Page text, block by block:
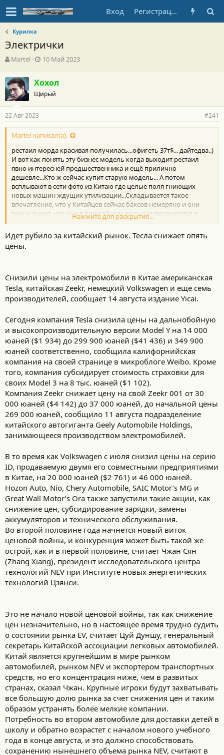
Вход Регистрация
Курилка
Электрички
А
т
о
р
т
е
м
ы
Martel
Д
а
н
а
л
а
10 Май 2023
Хохол
Щирый
22 Авг 2023 #241
Martel написал(а):
рестаил морда красивая получилась...офигеть 37т$... дайтедва..)
И вот как понять эту бизнес модель когда выходит рестаил
явно интересней предшественника и ещё прилично
дешевле...Кто ж сейчас купит старую модель... А потом
всплывают в сети фото из Китаю где целые поля гниющих
новых машин ждущих утилизации...Складывается такое
впечатление, что у Китайцев сейчас баксов немеряно и они
точно знают, что они в ближайшем времени превратятся в
фантики и поставлена задача не заработать а максимально
откусить себе кусок рынка на перспективу...
Нажмите для раскрытия...
Идёт рубило за китайский рынок. Тесла снижает опять
цены.
Снизили цены на электромобили в Китае американская
Tesla, китайская Zeekr, немецкий Volkswagen и еще семь
производителей, сообщает 14 августа издание Yicai.
Сегодня компания Tesla снизила цены на дальнобойную
и высокопроизводительную версии Model Y на 14 000
юаней ($1 934) до 299 900 юаней ($41 436) и 349 900
юаней соответственно, сообщила калифорнийская
компания на своей странице в микроблоге Weibo. Кроме
того, компания субсидирует стоимость страховки для
своих Model 3 на 8 тыс. юаней ($1 102).
Компания Zeekr снижает цену на свой Zeekr 001 от 30
000 юаней ($4 142) до 37 000 юаней, до начальной цены
269 000 юаней, сообщило 11 августа подразделение
китайского автогиганта Geely Automobile Holdings,
занимающееся производством электромобилей.
В то время как Volkswagen с июля снизил цены на серию
ID, продаваемую двумя его совместными предприятиями
в Китае, на 20 000 юаней ($2 761) и 46 000 юаней.
Hozon Auto, Nio, Chery Automobile, SAIC Motor’s MG и
Great Wall Motor’s Ora также запустили такие акции, как
снижение цен, субсидирование зарядки, замены
аккумуляторов и технического обслуживания.
Во второй половине года начнется новый виток
ценовой войны, и конкуренция может быть такой же
острой, как и в первой половине, считает Чжан Сян
(Zhang Xiang), президент исследовательского центра
технологий NEV при Институте новых энергетических
технологий Цзянси.
Это не начало новой ценовой войны, так как снижение
цен незначительно, но в настоящее время трудно судить
о состоянии рынка EV, считает Цуй Дуншу, генеральный
секретарь Китайской ассоциации легковых автомобилей.
Китай является крупнейшим в мире рынком
автомобилей, рынком NEV и экспортером транспортных
средств, но его концентрация ниже, чем в развитых
странах, сказал Чжан. Крупные игроки будут захватывать
все большую долю рынка за счет снижения цен и таким
образом устранять более мелкие компании.
Потребность во втором автомобиле для доставки детей в
школу и обратно возрастет с началом нового учебного
года в конце августа, и это должно способствовать
сохранению нынешнего объема рынка NEV, считают в